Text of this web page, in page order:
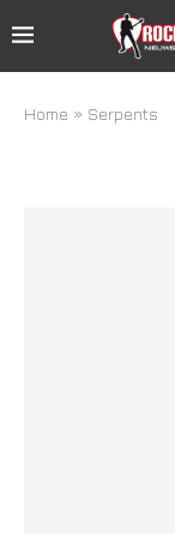
Home » Serpents